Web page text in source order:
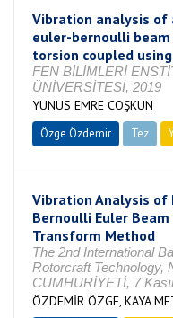
Vibration analysis
euler-bernoulli
torsion coupled
FEN BİLİMLERİ
ÜNİVERSİTESİ, 2019
YUNUS EMRE COŞKUN
Özge Özdemir Tez
Vibration Analysis of
Bernoulli Euler
Transform Method
The 2nd International
Rotorcraft Technology,
CUMHURİYETİ, 7
ÖZDEMİR ÖZGE, KAYA